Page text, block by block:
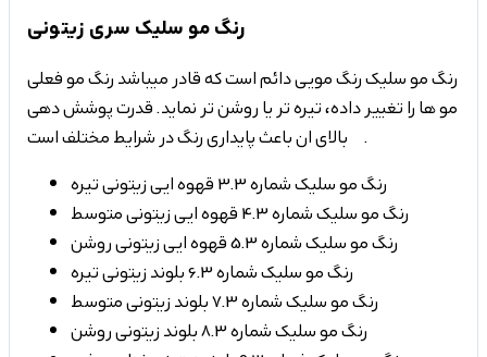
رنگ مو سلیک سری زیتونی
رنگ مو سلیک رنگ مویی دائم است که قادر میباشد رنگ مو فعلی
مو ها را تغییر داده، تیره تر یا روشن تر نماید. قدرت پوشش دهی
بالای ان باعث پایداری رنگ در شرایط مختلف است .
رنگ مو سلیک شماره 3.3 قهوه ایی زیتونی تیره
رنگ مو سلیک شماره 4.3 قهوه ایی زیتونی متوسط
رنگ مو سلیک شماره 5.3 قهوه ایی زیتونی روشن
رنگ مو سلیک شماره 6.3 بلوند زیتونی تیره
رنگ مو سلیک شماره 7.3 بلوند زیتونی متوسط
رنگ مو سلیک شماره 8.3 بلوند زیتونی روشن